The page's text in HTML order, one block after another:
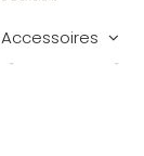
Accessoires